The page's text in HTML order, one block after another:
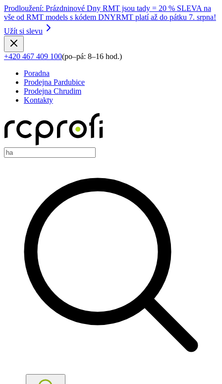
Prodloužení: Prázdninové Dny RMT jsou tady = 20 % SLEVA na
vše od RMT models s kódem DNYRMT platí až do pátku 7. srpna!
Užít si slevu
+420 467 409 100(po–pá: 8–16 hod.)
Poradna
Prodejna Pardubice
Prodejna Chrudim
Kontakty